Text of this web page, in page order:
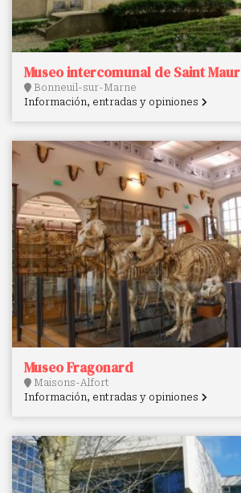
Museo intercomunal de Saint Maur
Bonneuil-sur-Marne
Información, entradas y opiniones
Museo Fragonard
Maisons-Alfort
Información, entradas y opiniones